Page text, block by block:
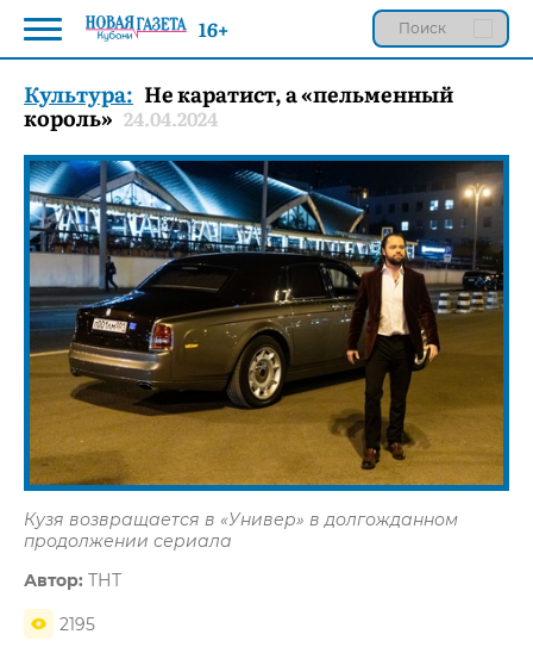
Культура: Не каратист, а «пельменный
король» 24.04.2024
Кузя возвращается в «Универ» в долгожданном
продолжении сериала
Автор: ТНТ
2195
16+